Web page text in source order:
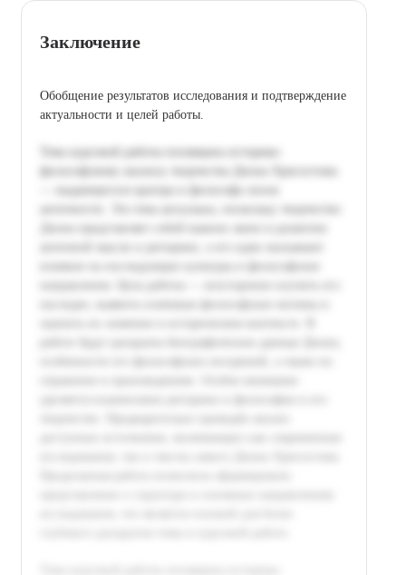
Заключение
Обобщение результатов исследования и подтверждение
актуальности и целей работы.